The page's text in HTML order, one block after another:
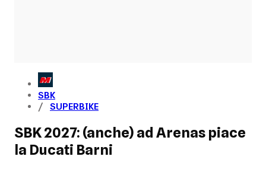
SBK
SUPERBIKE
SBK 2027: (anche) ad Arenas piace
la Ducati Barni